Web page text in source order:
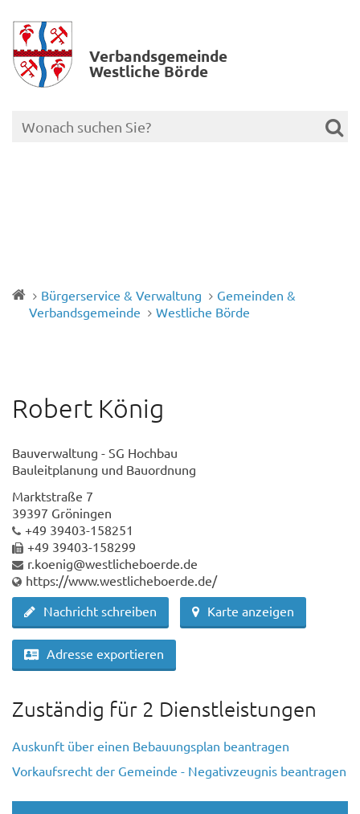
Verbands­gemeinde
Westliche Börde
Bürgerservice & Verwaltung
Gemeinden &
Verbandsgemeinde
Westliche Börde
Robert König
Bauverwaltung - SG Hochbau
Bauleitplanung und Bauordnung
Marktstraße 7
39397 Gröningen
+49 39403-158251
+49 39403-158299
r.koenig@westlicheboerde.de
https://www.westlicheboerde.de/
Nachricht schreiben
Karte anzeigen
Adresse exportieren
Zuständig für 2 Dienstleistungen
Auskunft über einen Bebauungsplan beantragen
Vorkaufsrecht der Gemeinde - Negativzeugnis beantragen